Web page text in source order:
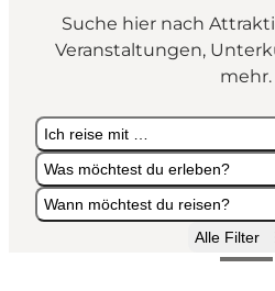
Erlebnisse
Geschmack
Reiseplanung
Suche hier nach
Veranstaltungen,
mehr.
Ich reise mit …
Was möchtest du erleben?
Wann möchtest du reisen?
Alle Filter